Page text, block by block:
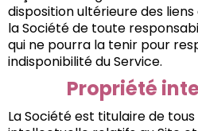
disposition ultérieure des
la Société de toute
qui ne pourra la tenir pour
indisponibilité du Service.
Propriété
La Société est titulaire de